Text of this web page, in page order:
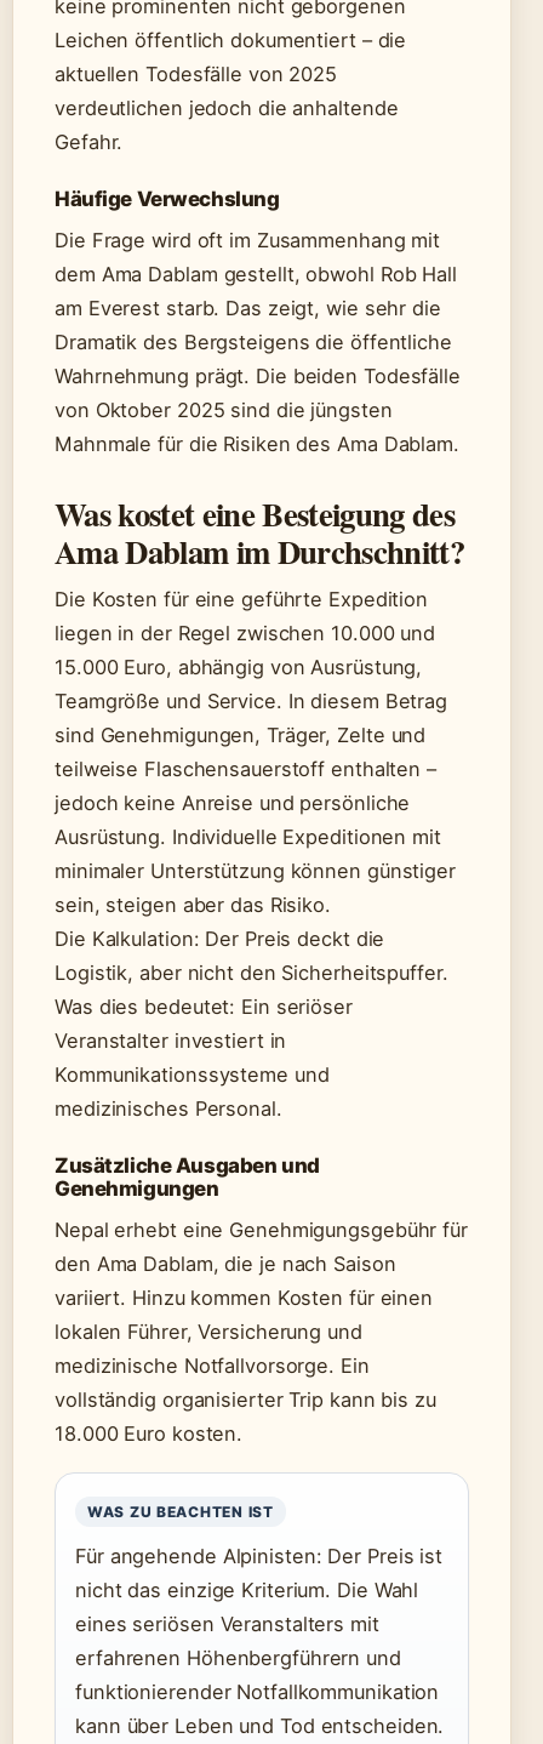
keine prominenten nicht geborgenen
Leichen öffentlich dokumentiert – die
aktuellen Todesfälle von 2025
verdeutlichen jedoch die anhaltende
Gefahr.
Häufige Verwechslung
Die Frage wird oft im Zusammenhang mit
dem Ama Dablam gestellt, obwohl Rob Hall
am Everest starb. Das zeigt, wie sehr die
Dramatik des Bergsteigens die öffentliche
Wahrnehmung prägt. Die beiden Todesfälle
von Oktober 2025 sind die jüngsten
Mahnmale für die Risiken des Ama Dablam.
Was kostet eine Besteigung des
Ama Dablam im Durchschnitt?
Die Kosten für eine geführte Expedition
liegen in der Regel zwischen 10.000 und
15.000 Euro, abhängig von Ausrüstung,
Teamgröße und Service. In diesem Betrag
sind Genehmigungen, Träger, Zelte und
teilweise Flaschensauerstoff enthalten –
jedoch keine Anreise und persönliche
Ausrüstung. Individuelle Expeditionen mit
minimaler Unterstützung können günstiger
sein, steigen aber das Risiko.
Die Kalkulation: Der Preis deckt die
Logistik, aber nicht den Sicherheitspuffer.
Was dies bedeutet: Ein seriöser
Veranstalter investiert in
Kommunikationssysteme und
medizinisches Personal.
Zusätzliche Ausgaben und
Genehmigungen
Nepal erhebt eine Genehmigungsgebühr für
den Ama Dablam, die je nach Saison
variiert. Hinzu kommen Kosten für einen
lokalen Führer, Versicherung und
medizinische Notfallvorsorge. Ein
vollständig organisierter Trip kann bis zu
18.000 Euro kosten.
WAS ZU BEACHTEN IST
Für angehende Alpinisten: Der Preis ist
nicht das einzige Kriterium. Die Wahl
eines seriösen Veranstalters mit
erfahrenen Höhenbergführern und
funktionierender Notfallkommunikation
kann über Leben und Tod entscheiden.